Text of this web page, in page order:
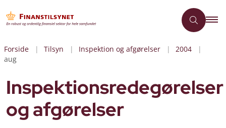
Forside Tilsyn Inspektion og afgørelser
2004
aug
Inspektionsredegørelser
og afgørelser